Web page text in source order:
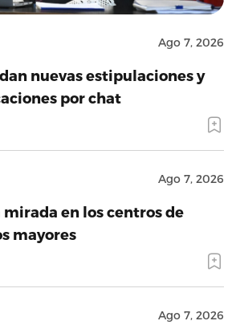
Ago 7, 2026
nuevas estipulaciones y
por chat
Ago 7, 2026
mirada en los centros de
mayores
Ago 7, 2026